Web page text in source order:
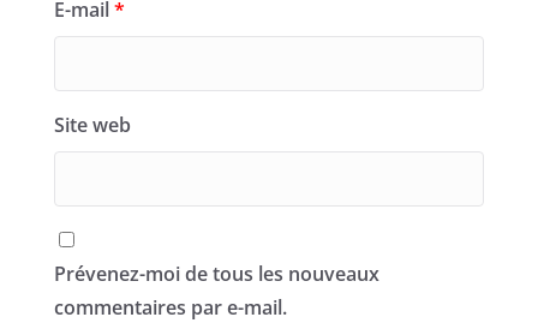
E-mail*
Site web
Prévenez-moi de tous les nouveaux
commentaires par e-mail.